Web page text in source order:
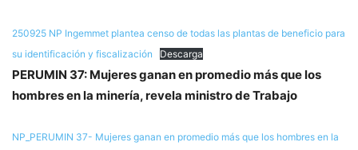
250925 NP Ingemmet plantea censo de todas las plantas de beneficio para
su identificación y fiscalización
Descarga
PERUMIN 37: Mujeres ganan en promedio más que los
hombres en la minería, revela ministro de Trabajo
NP_PERUMIN 37- Mujeres ganan en promedio más que los hombres en la